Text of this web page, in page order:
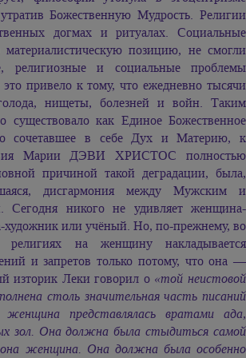
Божественную Мудрость. Религии
догмах и ритуалах. Социальные
позицию, не смогли
религиозные и социальные проблемы
привело к тому, что ежедневно тысячи
нищеты, болезней и войн. Таким
существовало как Единое Божественное
сочетавшее в себе Дух и Материю, к
Марии ДЭВИ ХРИСТОС полностью
причиной такой деградации, была,
дисгармония между Мужским и
Сегодня никого не удивляет женщина-
художник или учёный. Но, по-прежнему, во
религиях на женщину накладывается
и запретов только потому, что она —
изторик Леки говорил о «той неистовой
столь значительная часть писаний
представлялась вратами ада,
зол. Она должна была стыдиться самой
женщина. Она должна была особенно